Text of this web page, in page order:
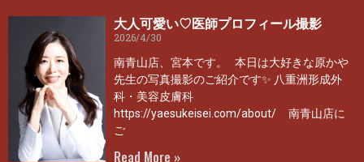
大人可愛い♡医師プロフィール撮影
2026/4/30
南青山店、宮本です。 本日は大好きな原かや
先生の写真撮影のご紹介です✨ 八重洲形成外
科・美容皮膚科
https://yaesukeisei.com/about/ 南青山店に
ご
Read More »